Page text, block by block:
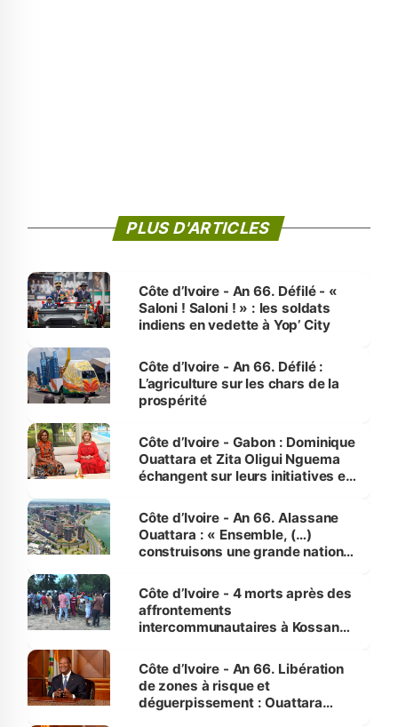
PLUS D'ARTICLES
Côte d’Ivoire - An 66. Défilé - «
Saloni ! Saloni ! » : les soldats
indiens en vedette à Yop’ City
Côte d’Ivoire - An 66. Défilé :
L’agriculture sur les chars de la
prospérité
Côte d’Ivoire - Gabon : Dominique
Ouattara et Zita Oligui Nguema
échangent sur leurs initiatives en
enfants
Côte d’Ivoire - An 66. Alassane
Ouattara : « Ensemble, (…)
construisons une grande nation
générations futures »
Côte d’Ivoire - 4 morts après des
affrontements
intercommunautaires à Kossandji
milieu des sinistrés
Côte d’Ivoire - An 66. Libération
de zones à risque et
déguerpissement : Ouattara